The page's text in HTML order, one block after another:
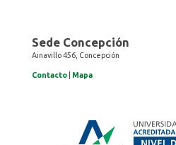
Sede Concepción
Ainavillo 456, Concepción
Contacto Mapa